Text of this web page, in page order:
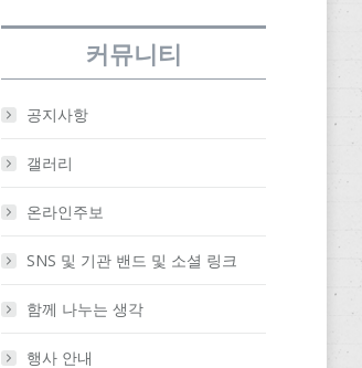
커뮤니티
공지사항
갤러리
온라인주보
SNS 및 기관 밴드 및 소셜 링크
함께 나누는 생각
행사 안내